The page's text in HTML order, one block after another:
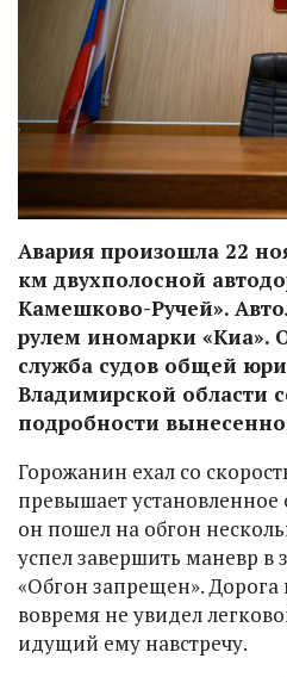
Авария произошла 22
км двухполосной
Камешково-Ручей».
рулем иномарки «Киа».
служба судов общей
Владимирской области
подробности
Горожанин ехал со
превышает
он пошел на обгон
успел завершить маневр в
«Обгон запрещен».
вовремя не увидел
идущий ему навстречу.